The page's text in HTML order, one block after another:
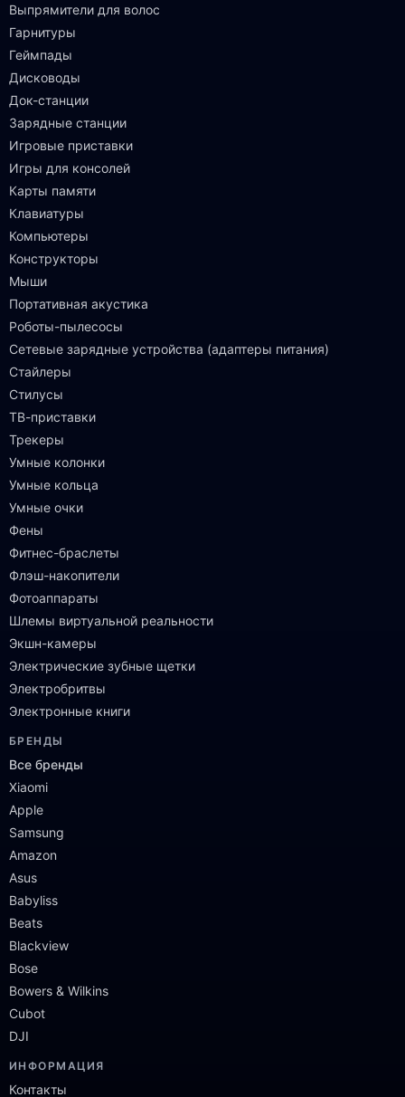
Выпрямители для волос
Гарнитуры
Геймпады
Дисководы
Док-станции
Зарядные станции
Игровые приставки
Игры для консолей
Карты памяти
Клавиатуры
Компьютеры
Конструкторы
Мыши
Портативная акустика
Роботы-пылесосы
Сетевые зарядные устройства (адаптеры питания)
Стайлеры
Стилусы
ТВ-приставки
Трекеры
Умные колонки
Умные кольца
Умные очки
Фены
Фитнес-браслеты
Флэш-накопители
Фотоаппараты
Шлемы виртуальной реальности
Экшн-камеры
Электрические зубные щетки
Электробритвы
Электронные книги
БРЕНДЫ
Все бренды
Xiaomi
Apple
Samsung
Amazon
Asus
Babyliss
Beats
Blackview
Bose
Bowers & Wilkins
Cubot
DJI
ИНФОРМАЦИЯ
Контакты